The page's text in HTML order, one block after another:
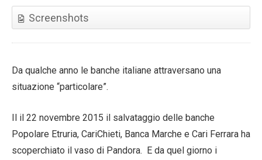
Screenshots
Da qualche anno le banche italiane attraversano una
situazione “particolare”.
Il il 22 novembre 2015 il salvataggio delle banche
Popolare Etruria, CariChieti, Banca Marche e Cari Ferrara ha
scoperchiato il vaso di Pandora. E da quel giorno i